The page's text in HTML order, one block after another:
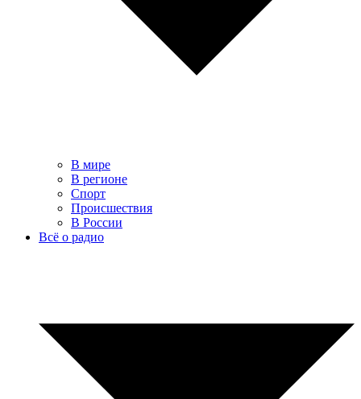
В мире
В регионе
Спорт
Происшествия
В России
Всё о радио